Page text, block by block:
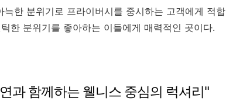
한 분위기로 프라이버시를 중시하는 고객에게 적합
한 분위기를 좋아하는 이들에게 매력적인 곳이다.
과 함께하는 웰니스 중심의 럭셔리"